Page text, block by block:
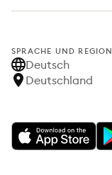
SPRACHE UND REGION
Deutsch
Deutschland